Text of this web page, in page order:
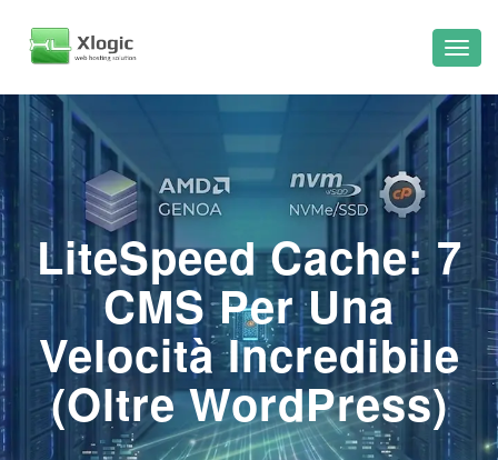
LiteSpeed Cache: 7
CMS Per Una
Velocità Incredibile
(Oltre WordPress)